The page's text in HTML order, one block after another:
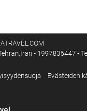
- 1997836447 -
Evästeiden